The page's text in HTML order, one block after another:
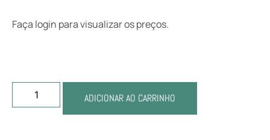
Faça login para visualizar os preços.
ADICIONAR AO CARRINHO